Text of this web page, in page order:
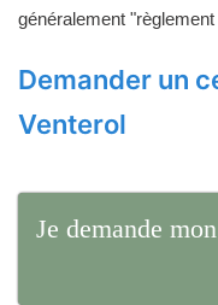
généralement
Demander un
Venterol
Je demande